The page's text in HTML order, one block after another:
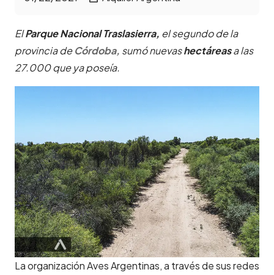
ElParque Nacional Traslasierra, el segundo de la
provincia deCórdoba, sumó nuevashectáreasa las
27.000 que ya poseía.
La organización Aves Argentinas, a través de sus redes